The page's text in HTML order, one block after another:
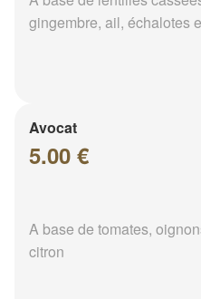
gingembre, ail, échalotes
Avocat
5.00 €
A base de tomates,
citron